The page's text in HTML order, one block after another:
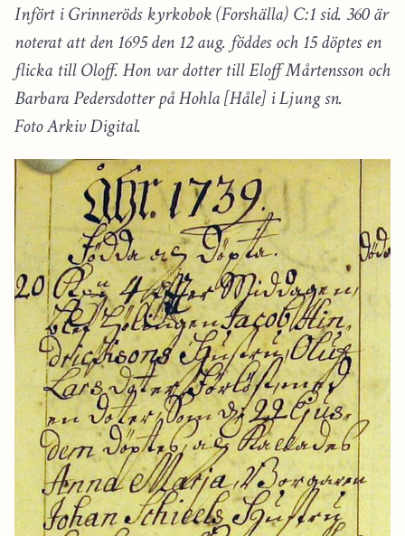
Infört i Grinneröds kyrkobok (Forshälla) C:1 sid. 360 är
noterat att den 1695 den 12 aug. föddes och 15 döptes en
flicka till Oloff. Hon var dotter till Eloff Mårtensson och
Barbara Pedersdotter på Hohla [Håle] i Ljung sn.
Foto Arkiv Digital.